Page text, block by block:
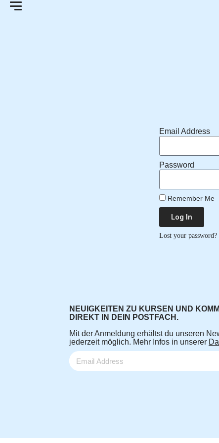
Email Address
Password
Remember Me
Log In
Lost your password?
NEUIGKEITEN ZU KURSEN UND
DIREKT IN DEIN POSTFACH.
Mit der Anmeldung erhältst du unseren
jederzeit möglich. Mehr Infos in unserer